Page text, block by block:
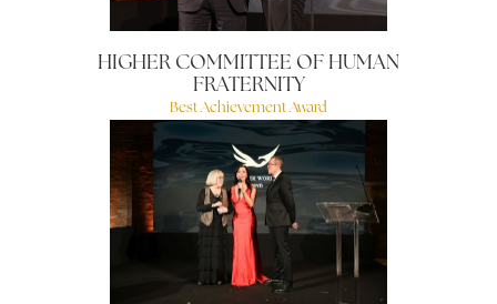
HIGHER COMMITTEE OF HUMAN
FRATERNITY
Best Achievement Award